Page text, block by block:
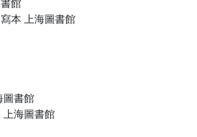
本 上海圖書館
圖書館
上海圖書館